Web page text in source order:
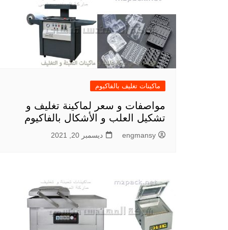
ماكينات تغليف بالفاكيوم
مواصفات و سعر لماكينة تغليف و
تشكيل العلب و الأشكال بالفاكيوم
engmansy ديسمبر 20, 2021